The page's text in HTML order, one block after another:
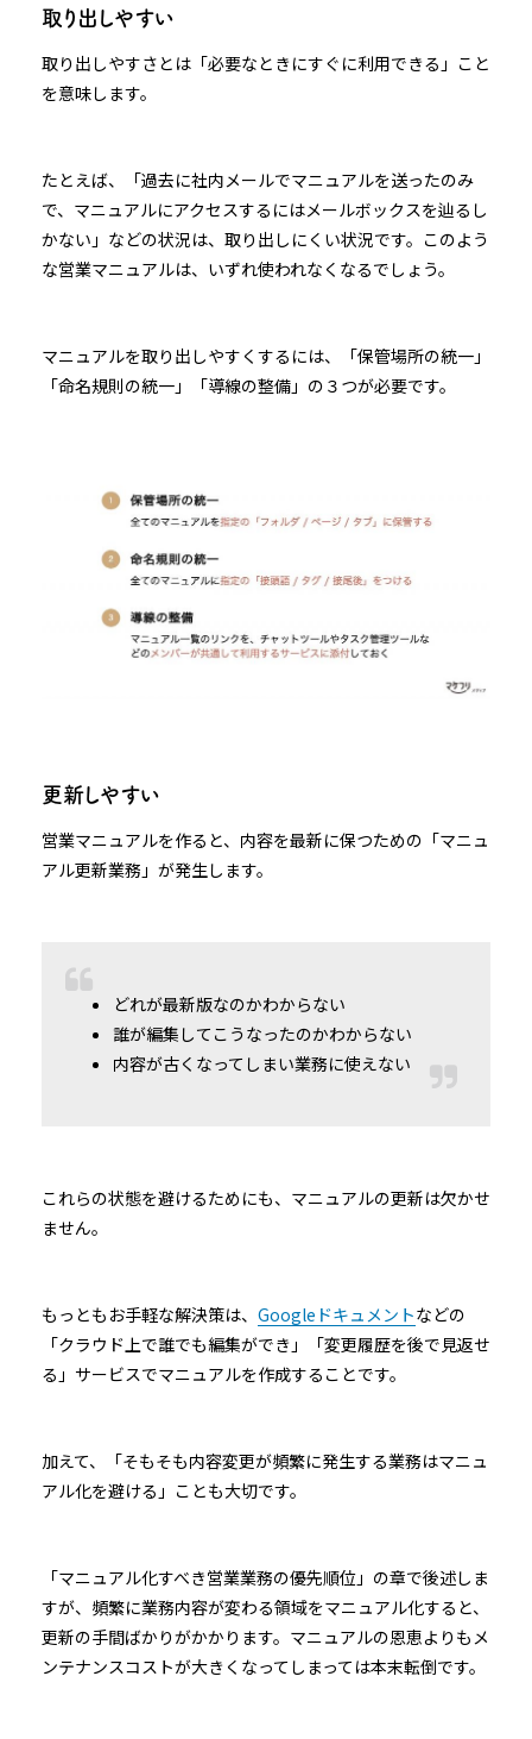
取り出しやすい
取り出しやすさとは「必要なときにすぐに利用できる」こと
を意味します。
たとえば、「過去に社内メールでマニュアルを送ったのみ
で、マニュアルにアクセスするにはメールボックスを辿るし
かない」などの状況は、取り出しにくい状況です。このよう
な営業マニュアルは、いずれ使われなくなるでしょう。
マニュアルを取り出しやすくするには、「保管場所の統一」
「命名規則の統一」「導線の整備」の３つが必要です。
更新しやすい
営業マニュアルを作ると、内容を最新に保つための「マニュ
アル更新業務」が発生します。
どれが最新版なのかわからない
誰が編集してこうなったのかわからない
内容が古くなってしまい業務に使えない
これらの状態を避けるためにも、マニュアルの更新は欠かせ
ません。
もっともお手軽な解決策は、 Googleドキュメントなどの
「クラウド上で誰でも編集ができ」「変更履歴を後で見返せ
る」サービスでマニュアルを作成することです。
加えて、「そもそも内容変更が頻繁に発生する業務はマニュ
アル化を避ける」ことも大切です。
「マニュアル化すべき営業業務の優先順位」の章で後述しま
すが、頻繁に業務内容が変わる領域をマニュアル化すると、
更新の手間ばかりがかかります。マニュアルの恩恵よりもメ
ンテナンスコストが大きくなってしまっては本末転倒です。